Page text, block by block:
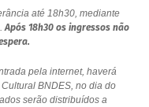
até 18h30, mediante
Após 18h30 os ingressos não
pela internet, haverá
BNDES, no dia do
serão distribuídos a